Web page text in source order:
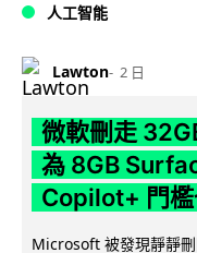
人工智能
Lawton 2 日
微軟刪走
為 8GB
Copilot+ 門檻
Microsoft 被發現靜靜